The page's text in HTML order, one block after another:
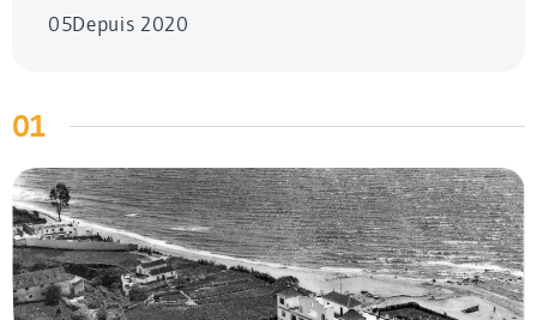
05Depuis 2020
01